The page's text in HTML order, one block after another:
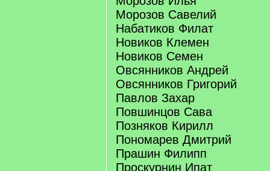
Морозов Савелий
Набатиков Филат
Новиков Клемен
Новиков Семен
Овсянников Андрей
Овсянников Григорий
Павлов Захар
Повшинцов Сава
Позняков Кирилл
Пономарев Дмитрий
Прашин Филипп
Проскурнин Ипат